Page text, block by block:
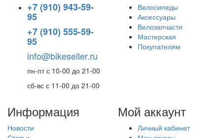
+7 (910) 943-59-
95
+7 (910) 555-59-
95
info@bikeseller.ru
пн-пт с 10-00 до 21-00
сб-вс с 11-00 до 21-00
Велосипеды
Аксессуары
Велозапчасти
Мастерская
Покупателям
Информация
Новости
Мой аккаунт
Личный кабинет